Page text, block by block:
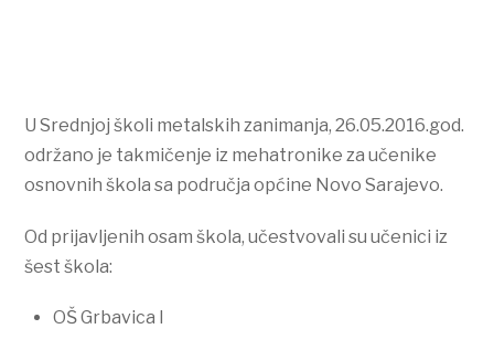
U Srednjoj školi metalskih zanimanja, 26.05.2016.god.
održano je takmičenje iz mehatronike za učenike
osnovnih škola sa područja općine Novo Sarajevo.
Od prijavljenih osam škola, učestvovali su učenici iz
šest škola:
OŠ Grbavica I